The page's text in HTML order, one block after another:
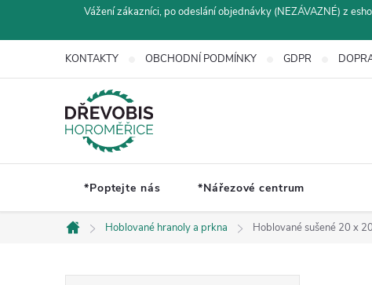
Vážení zákazníci, po odeslání objednávky (NEZÁVAZNÉ) z
KONTAKTY OBCHODNÍ PODMÍNKY GDPR
*Poptejte nás *Nářezové centrum
Domů
Hoblované hranoly a prkna Hoblované sušené 20 x